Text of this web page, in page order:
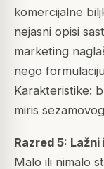
komercijalne
nejasni opisi
marketing
nego
Karakteristike:
miris
Razred 5:
Malo ili nimalo